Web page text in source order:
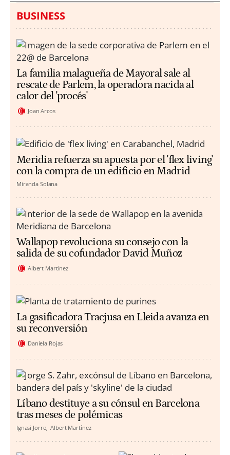
BUSINESS
La familia malagueña de Mayoral sale al
rescate de Parlem, la operadora nacida al
calor del 'procés'
Joan Arcos
Meridia refuerza su apuesta por el 'flex living'
con la compra de un edificio en Madrid
Miranda Solana
Wallapop revoluciona su consejo con la
salida de su cofundador David Muñoz
Albert Martínez
La gasificadora Tracjusa en Lleida avanza en
su reconversión
Daniela Rojas
Líbano destituye a su cónsul en Barcelona
tras meses de polémicas
Ignasi Jorro Albert Martínez